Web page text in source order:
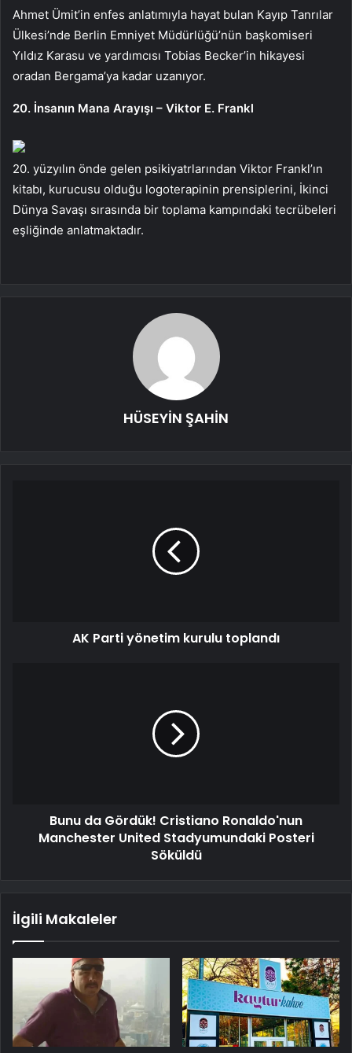
Ahmet Ümit’in enfes anlatımıyla hayat bulan Kayıp Tanrılar
Ülkesi’nde Berlin Emniyet Müdürlüğü’nün başkomiseri
Yıldız Karasu ve yardımcısı Tobias Becker’in hikayesi
oradan Bergama’ya kadar uzanıyor.
20. İnsanın Mana Arayışı – Viktor E. Frankl
20. yüzyılın önde gelen psikiyatrlarından Viktor Frankl’ın
kitabı, kurucusu olduğu logoterapinin prensiplerini, İkinci
Dünya Savaşı sırasında bir toplama kampındaki tecrübeleri
eşliğinde anlatmaktadır.
HÜSEYİN ŞAHİN
AK Parti yönetim kurulu toplandı
Bunu da Gördük! Cristiano Ronaldo'nun
Manchester United Stadyumundaki Posteri
Söküldü
İlgili Makaleler